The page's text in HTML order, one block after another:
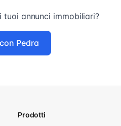
annunci immobiliari?
Pedra
Prodotti